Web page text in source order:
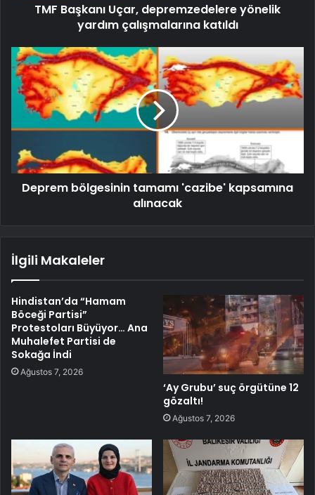
TMF Başkanı Uçar, depremzedelere yönelik
yardım çalışmalarına katıldı
Deprem bölgesinin tamamı 'cazibe' kapsamına
alınacak
İlgili Makaleler
Hindistan’da “Hamam
Böceği Partisi”
Protestoları Büyüyor… Ana
Muhalefet Partisi de
Sokağa İndi
Ağustos 7, 2026
‘Ay Grubu’ suç örgütüne 12
gözaltı!
Ağustos 7, 2026